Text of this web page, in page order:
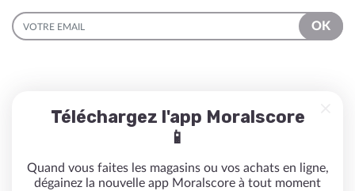
EMAIL
OK
Téléchargez l'app Moralscore
📱
Quand vous faites les magasins ou vos achats en ligne,
dégainez la nouvelle app Moralscore à tout moment